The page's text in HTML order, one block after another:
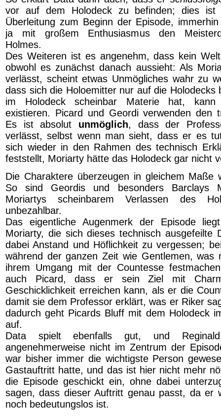
vor auf dem Holodeck zu befinden; dies ist
Überleitung zum Beginn der Episode,
ja mit großem Enthusiasmus den
Holmes.
Des Weiteren ist es angenehm, dass kein
obwohl es zunächst danach aussieht: Als
verlässt, scheint etwas Unmögliches wahr zu
dass sich die Holoemitter nur auf die Holodecks
im Holodeck scheinbar Materie hat, kann
existieren. Picard und Geordi verwenden den
Es ist absolut unmöglich, dass der
verlässt, selbst wenn man sieht, dass er es
sich wieder in den Rahmen des technisch
feststellt, Moriarty hätte das Holodeck gar nicht
Die Charaktere überzeugen in gleichem Maße
So sind Geordis und besonders Barclays
Moriartys scheinbarem Verlassen des
unbezahlbar.
Das eigentliche Augenmerk der Episode
Moriarty, die sich dieses technisch ausgefeilte
dabei Anstand und Höflichkeit zu vergessen;
während der ganzen Zeit wie Gentlemen, was
ihrem Umgang mit der Countesse
auch Picard, dass er sein Ziel mit
Geschicklichkeit erreichen kann, als er die
damit sie dem Professor erklärt, was er Riker
dadurch geht Picards Bluff mit dem Holodeck
auf.
Data spielt ebenfalls gut, und
angenehmerweise nicht im Zentrum der
war bisher immer die wichtigste Person
Gastauftritt hatte, und das ist hier nicht mehr
die Episode geschickt ein, ohne dabei
sagen, dass dieser Auftritt genau passt, da er
noch bedeutungslos ist.